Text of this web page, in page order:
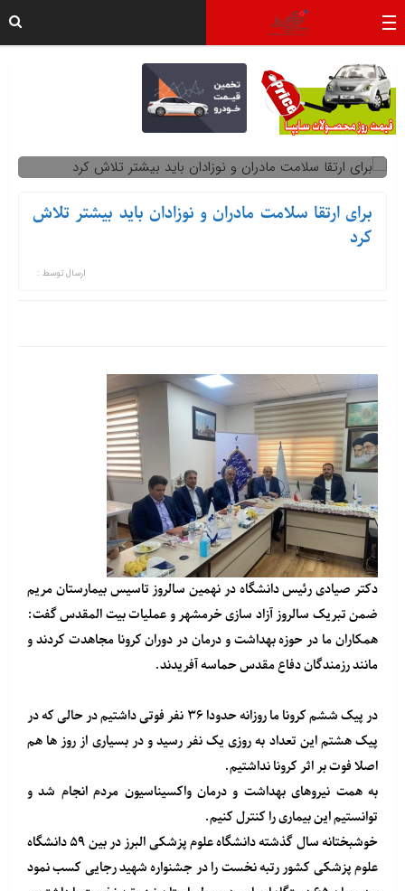
برای ارتقا سلامت مادران و نوزادان باید بیشتر تلاش
کرد
ارسال توسط :
دکتر صیادی رئیس دانشگاه در نهمین سالروز تاسیس بیمارستان مریم
ضمن تبریک سالروز آزاد سازی خرمشهر و عملیات بیت المقدس گفت:
همکاران ما در حوزه بهداشت و درمان در دوران کرونا مجاهدت کردند و
مانند رزمندگان دفاع مقدس حماسه آفریدند.
در پیک ششم کرونا ما روزانه حدودا ۳۶ نفر فوتی داشتیم در حالی که در
پیک هشتم این تعداد به روزی یک نفر رسید و در بسیاری از روز ها هم
اصلا فوت بر اثر کرونا نداشتیم.
به همت نیروهای بهداشت و درمان واکسیناسیون مردم انجام شد و
توانستیم این بیماری را کنترل کنیم.
خوشبختانه سال گذشته دانشگاه علوم پزشکی البرز در بین ۵۹ دانشگاه
علوم پزشکی کشور رتبه نخست را در جشنواره شهید رجایی کسب نمود